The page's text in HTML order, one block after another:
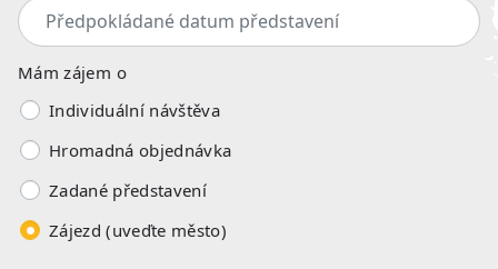
Mám zájem o
Individuální návštěva
Hromadná objednávka
Zadané představení
Zájezd (uveďte město)